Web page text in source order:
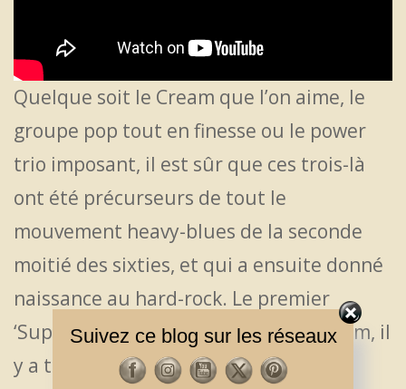
Quelque soit le Cream que l’on aime, le
groupe pop tout en finesse ou le power
trio imposant, il est sûr que ces trois-là
ont été précurseurs de tout le
mouvement heavy-blues de la seconde
moitié des sixties, et qui a ensuite donné
naissance au hard-rock. Le premier
‘Supergroup’ sortait son premier album, il
y a tout jute 55 ans aujourd’hui.
Suivez ce blog sur les réseaux